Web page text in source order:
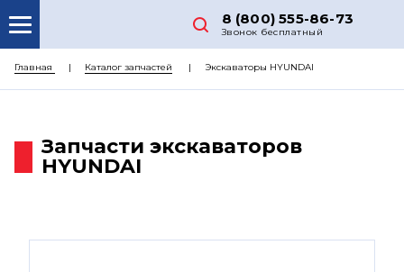
8 (800) 555-86-73
Звонок бесплатный
О НАС
Главная Каталог запчастей Экскаваторы HYUNDAI
Запчасти экскаваторов
HYUNDAI